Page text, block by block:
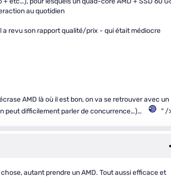
au quotidien
a revu son rapport qualité/prix - qui était médiocre
AMD là où il est bon, on va se retrouver avec un
peut difficilement parler de concurrence…)…
" /
autant prendre un AMD. Tout aussi efficace et